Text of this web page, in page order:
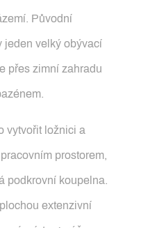
Původní
jeden velký obývací
přes zimní zahradu
vytvořit ložnici a
prostorem,
podkrovní koupelna.
extenzivní